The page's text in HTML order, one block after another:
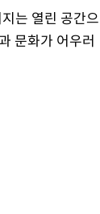
는 열린 공간으
문화가 어우러